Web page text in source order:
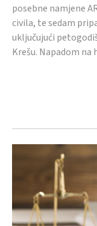
posebne namjene
civila, te sedam
uključujući
Krešu. Napadom